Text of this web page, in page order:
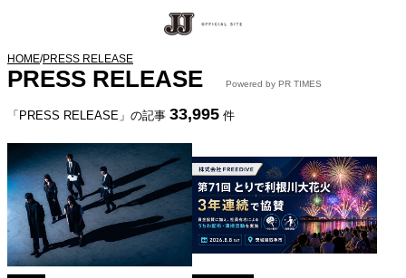
HOME/PRESS RELEASE
PRESS RELEASE Powered by PR TIMES
「PRESS RELEASE」の記事 33,995 件